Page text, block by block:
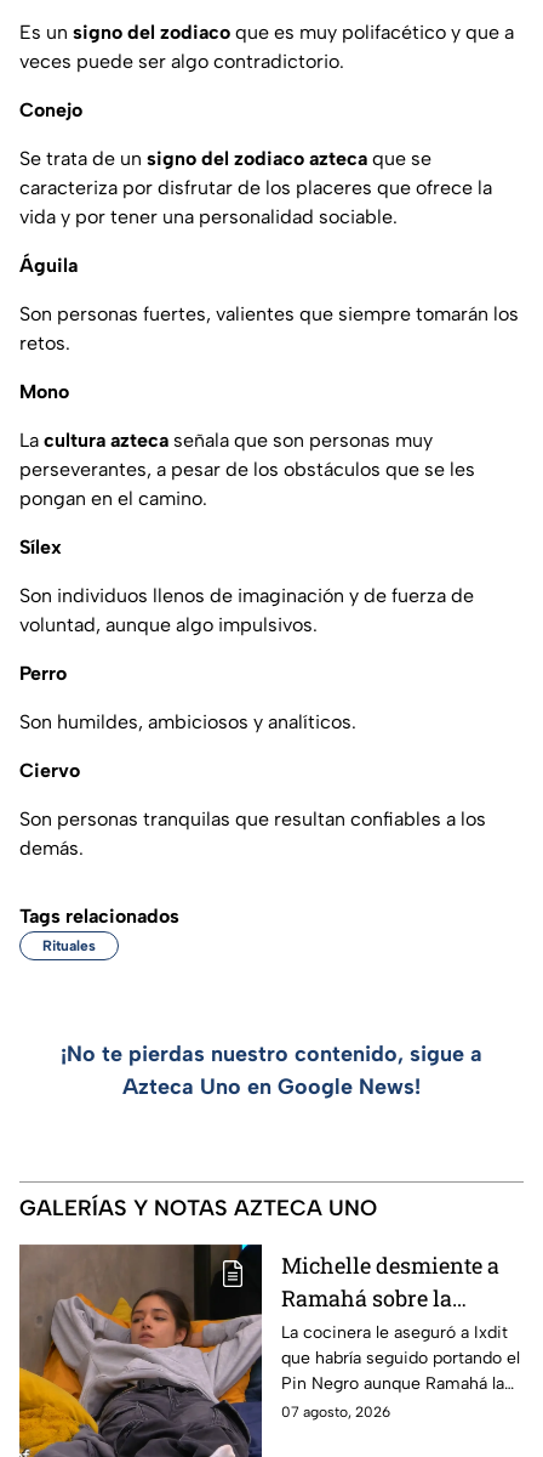
Es un signo del zodiaco que es muy polifacético y que a
veces puede ser algo contradictorio.
Conejo
Se trata de un signo del zodiaco azteca que se
caracteriza por disfrutar de los placeres que ofrece la
vida y por tener una personalidad sociable.
Águila
Son personas fuertes, valientes que siempre tomarán los
retos.
Mono
La cultura azteca señala que son personas muy
perseverantes, a pesar de los obstáculos que se les
pongan en el camino.
Sílex
Son individuos llenos de imaginación y de fuerza de
voluntad, aunque algo impulsivos.
Perro
Son humildes, ambiciosos y analíticos.
Ciervo
Son personas tranquilas que resultan confiables a los
demás.
Tags relacionados
Rituales
¡No te pierdas nuestro contenido, sigue a
Azteca Uno en Google News!
GALERÍAS Y NOTAS AZTECA UNO
Michelle desmiente a
Ramahá sobre la
designación del Pin
Negro a un integrante
de las "Divas" en
MasterChef 24/7
La cocinera le aseguró a Ixdit
que habría seguido portando el
Pin Negro aunque Ramahá la
hubiera subido al balcón
07 agosto, 2026